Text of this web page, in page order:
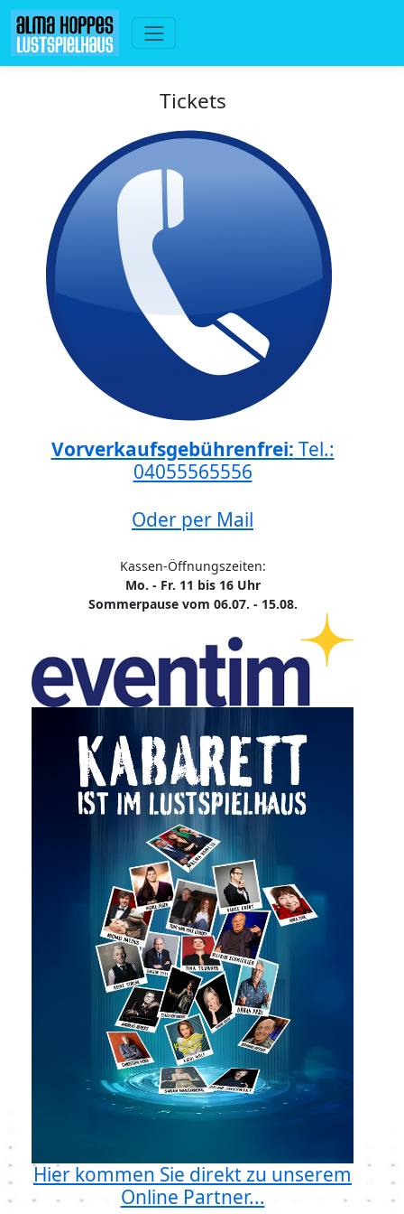
Tickets
Vorverkaufsgebührenfrei: Tel.:
04055565556
Oder per Mail
Kassen-Öffnungszeiten:
Mo. - Fr. 11 bis 16 Uhr
Sommerpause vom 06.07. - 15.08.
Hier kommen Sie direkt zu unserem
Online Partner...